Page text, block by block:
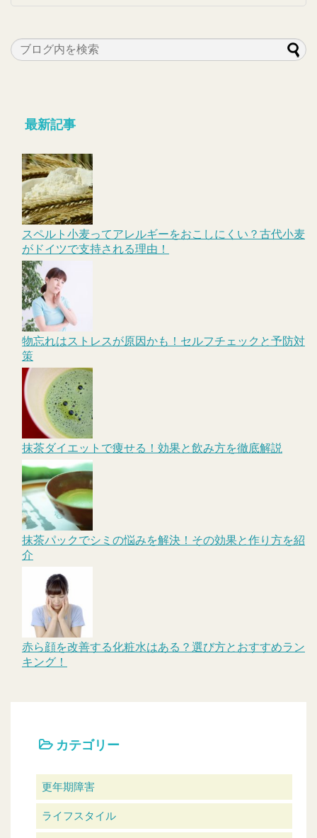
最新記事
スペルト小麦ってアレルギーをおこしにくい？古代小麦
がドイツで支持される理由！
物忘れはストレスが原因かも！セルフチェックと予防対
策
抹茶ダイエットで痩せる！効果と飲み方を徹底解説
抹茶パックでシミの悩みを解決！その効果と作り方を紹
介
赤ら顔を改善する化粧水はある？選び方とおすすめラン
キング！
カテゴリー
更年期障害
ライフスタイル